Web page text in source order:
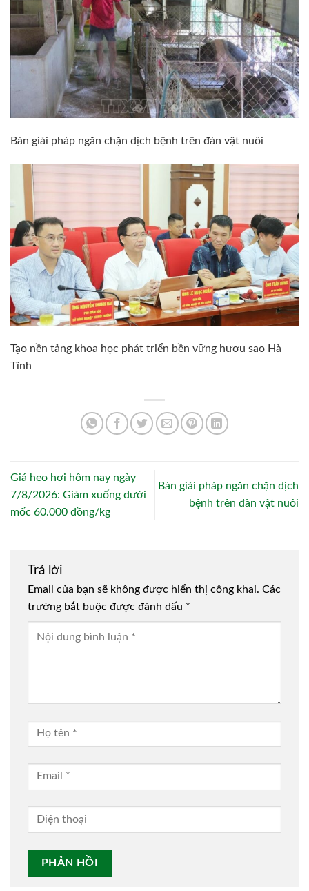
Bàn giải pháp ngăn chặn dịch bệnh trên đàn vật nuôi
Tạo nền tảng khoa học phát triển bền vững hươu sao Hà
Tĩnh
Giá heo hơi hôm nay ngày
7/8/2026: Giảm xuống dưới
mốc 60.000 đồng/kg
Bàn giải pháp ngăn chặn dịch
bệnh trên đàn vật nuôi
Trả lời
Email của bạn sẽ không được hiển thị công khai. Các
trường bắt buộc được đánh dấu *